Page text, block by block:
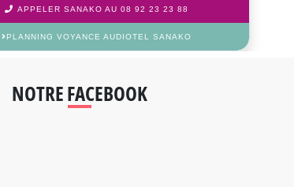
APPELER SANAKO AU 08 92 23 23 88
PLANNING VOYANCE AUDIOTEL SANAKO
NOTRE FACEBOOK